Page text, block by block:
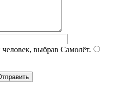
выбрав Самолёт.